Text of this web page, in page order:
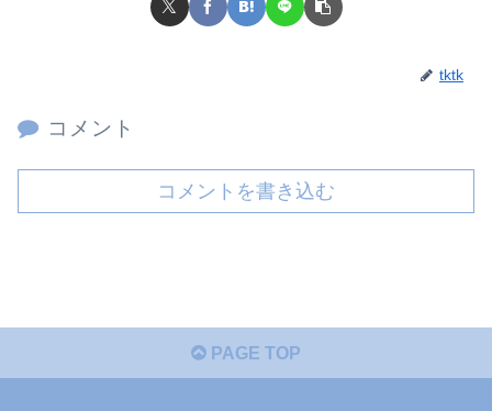
tktk
コメント
コメントを書き込む
PAGE TOP